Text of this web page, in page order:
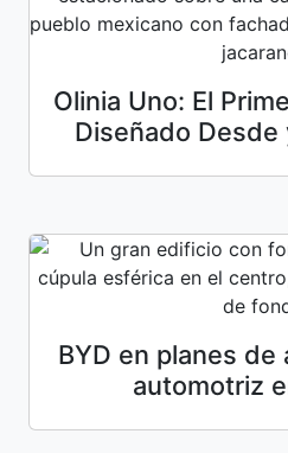
Olinia Uno: El
Diseñado Desde
BYD en planes de
automotriz